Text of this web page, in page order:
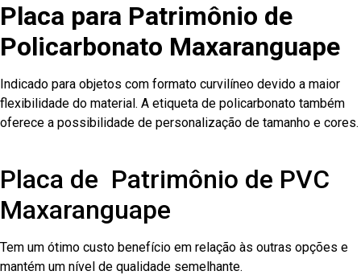
Placa para Patrimônio de
Policarbonato Maxaranguape
Indicado para objetos com formato curvilíneo devido a maior
flexibilidade do material. A etiqueta de policarbonato também
oferece a possibilidade de personalização de tamanho e cores.
Placa de Patrimônio de PVC
Maxaranguape
Tem um ótimo custo benefício em relação às outras opções e
mantém um nível de qualidade semelhante.